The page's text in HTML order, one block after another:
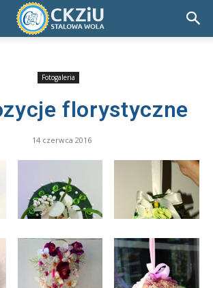
Fotogaleria
florystyczne
14 czerwca 2016